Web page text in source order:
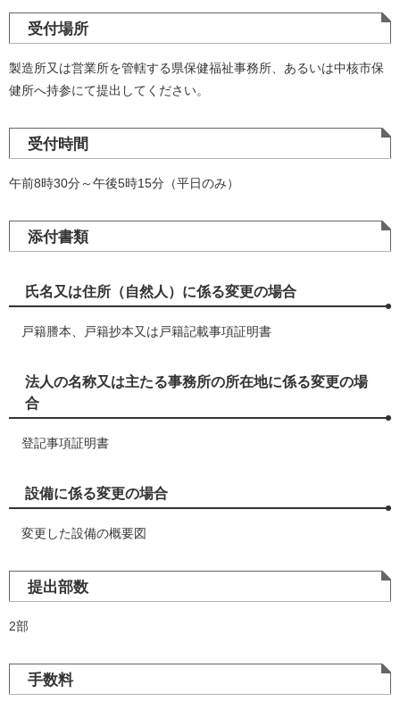
受付場所
製造所又は営業所を管轄する県保健福祉事務所、あるいは中核市保
健所へ持参にて提出してください。
受付時間
午前8時30分～午後5時15分（平日のみ）
添付書類
氏名又は住所（自然人）に係る変更の場合
戸籍謄本、戸籍抄本又は戸籍記載事項証明書
法人の名称又は主たる事務所の所在地に係る変更の場
合
登記事項証明書
設備に係る変更の場合
変更した設備の概要図
提出部数
2部
手数料